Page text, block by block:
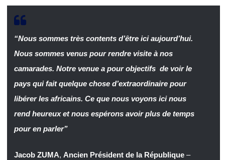
“Nous sommes très contents d’être ici aujourd’hui.
Nous sommes venus pour rendre visite à nos
camarades. Notre venue a pour objectifs de voir le
pays qui fait quelque chose d’extraordinaire pour
libérer les africains. Ce que nous voyons ici nous
rend heureux et nous espérons avoir plus de temps
pour en parler”
Jacob ZUMA, Ancien Président de la République –